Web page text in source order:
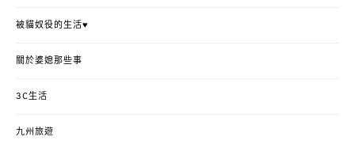
被貓奴役的生活♥
關於婆媳那些事
3C生活
九州旅遊